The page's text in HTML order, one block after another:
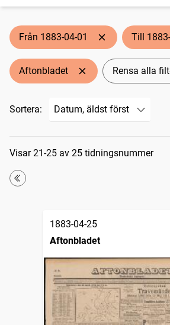
Från 1883-04-01 Till
Aftonbladet Rensa alla
Sortera:
Sökresultat
Visar 21-25 av 25 tidningsnummer
Första
1883-04-25
Aftonbladet